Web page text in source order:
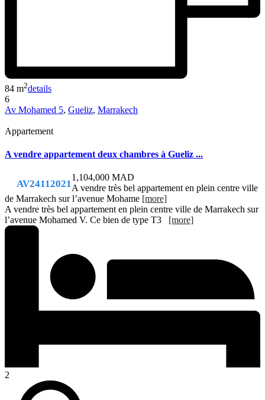
84 m2details
6
Av Mohamed 5, Gueliz, Marrakech
Appartement
A vendre appartement deux chambres à Gueliz ...
AV24112021
1,104,000 MAD
A vendre très bel appartement en plein centre ville
de Marrakech sur l’avenue Mohame [more]
A vendre très bel appartement en plein centre ville de Marrakech sur
l’avenue Mohamed V. Ce bien de type T3 [more]
2